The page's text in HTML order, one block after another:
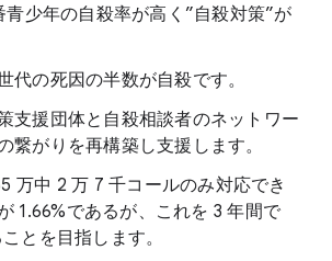
少年の自殺率が高く”自殺対策”が
代の死因の半数が自殺です。
支援団体と自殺相談者のネットワー
繋がりを再構築し支援します。
万中 2 万 7 千コールのみ対応でき
1.66%であるが、これを 3 年間で
とを目指します。